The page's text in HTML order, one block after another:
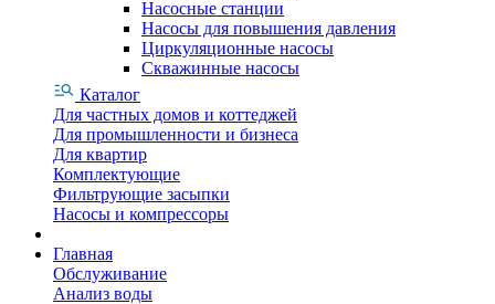
Насосные станции
Насосы для повышения давления
Циркуляционные насосы
Скважинные насосы
Каталог
Для частных домов и коттеджей
Для промышленности и бизнеса
Для квартир
Комплектующие
Фильтрующие засыпки
Насосы и компрессоры
Главная
Обслуживание
Анализ воды